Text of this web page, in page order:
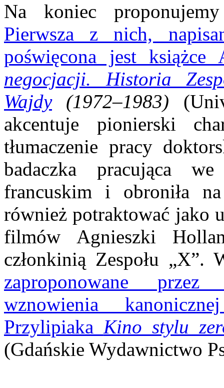
Na koniec
Pierwsza z nich,
poświęcona jest
negocjacji. Historia
Wajdy(1972–1983)
akcentuje pionierski
tłumaczenie pracy
badaczka pracująca
francuskim i obroniła
również potraktować jako
filmów Agnieszki
członkinią Zespołu „X”.
zaproponowane
wznowienia
Przylipiaka Kino stylu
(Gdańskie Wydawnictwo